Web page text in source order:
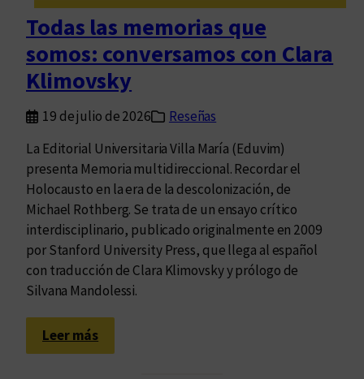
n
d
e
l
a
L
y
2
5
.
5
4
2
:
b
i
b
Todas las memorias que
somos: conversamos con Clara
Klimovsky
19 de julio de 2026
Reseñas
La Editorial Universitaria Villa María (Eduvim)
presenta Memoria multidireccional. Recordar el
Holocausto en la era de la descolonización, de
Michael Rothberg. Se trata de un ensayo crítico
interdisciplinario, publicado originalmente en 2009
por Stanford University Press, que llega al español
con traducción de Clara Klimovsky y prólogo de
Silvana Mandolessi.
Leer más:
T